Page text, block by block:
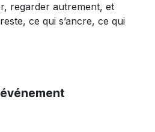
regarder autrement, et
ce qui s’ancre, ce qui